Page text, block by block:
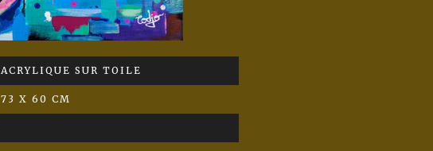
ACRYLIQUE SUR TOILE
73 X 60 CM